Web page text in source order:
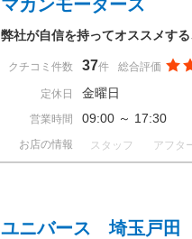
マカンモータース
弊社が自信を持ってオススメす
クチコミ件数 37件 総合評価
定休日 金曜日
営業時間 09:00 ～ 17:30
お店の情報 スタッフ アフタ
ユニバース 埼玉戸田